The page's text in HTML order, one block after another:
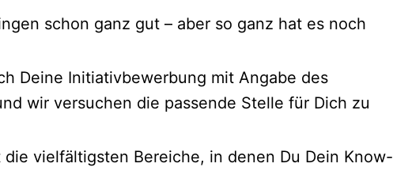
schon ganz gut – aber so ganz hat es noch
Deine Initiativbewerbung mit Angabe des
wir versuchen die passende Stelle für Dich zu
vielfältigsten Bereiche, in denen Du Dein Know-